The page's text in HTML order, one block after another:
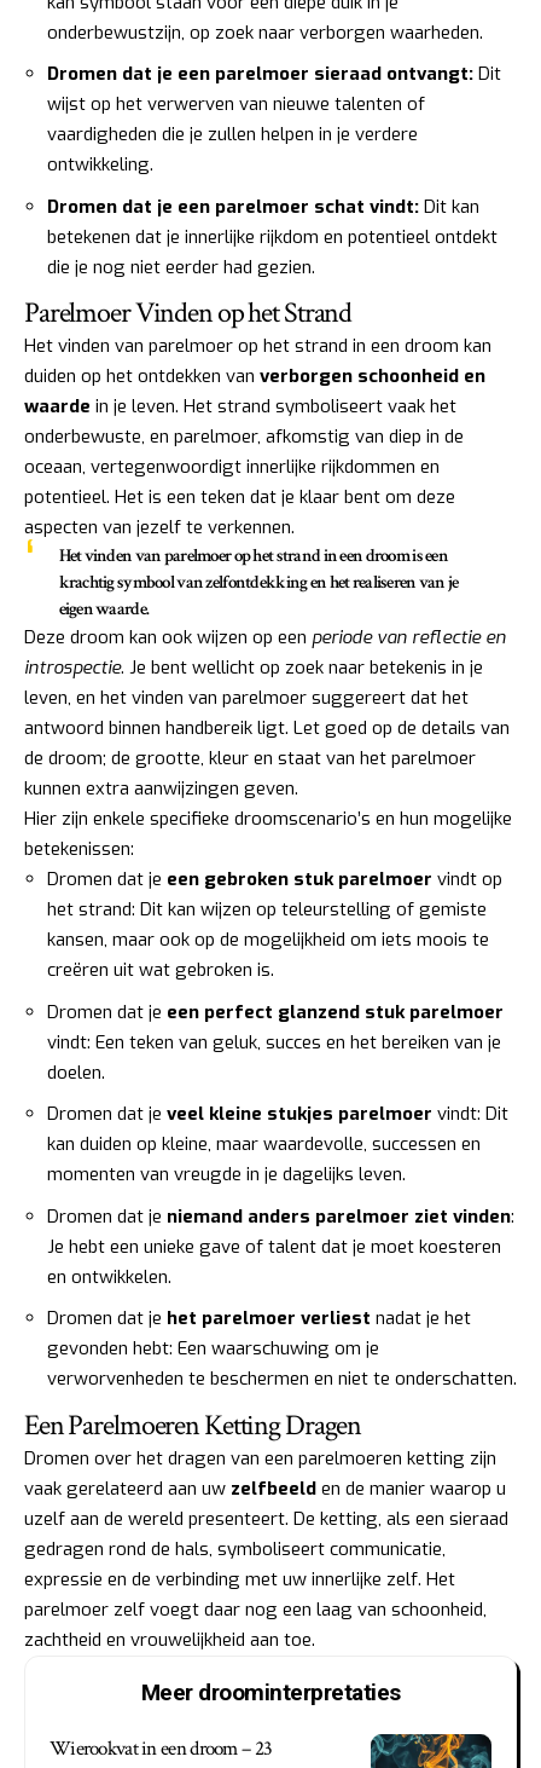
onderbewustzijn, op zoek naar verborgen waarheden.
Dromen dat je een parelmoer sieraad ontvangt: Dit
wijst op het verwerven van nieuwe talenten of
vaardigheden die je zullen helpen in je verdere
ontwikkeling.
Dromen dat je een parelmoer schat vindt: Dit kan
betekenen dat je innerlijke rijkdom en potentieel ontdekt
die je nog niet eerder had gezien.
Parelmoer Vinden op het Strand
Het vinden van parelmoer op het strand in een droom kan
duiden op het ontdekken van verborgen schoonheid en
waarde in je leven. Het strand symboliseert vaak het
onderbewuste, en parelmoer, afkomstig van diep in de
oceaan, vertegenwoordigt innerlijke rijkdommen en
potentieel. Het is een teken dat je klaar bent om deze
aspecten van jezelf te verkennen.
Het vinden van parelmoer op het strand in een droom is een
krachtig symbool van zelfontdekking en het realiseren van je
eigen waarde.
Deze droom kan ook wijzen op een periode van reflectie en
introspectie. Je bent wellicht op zoek naar betekenis in je
leven, en het vinden van parelmoer suggereert dat het
antwoord binnen handbereik ligt. Let goed op de details van
de droom; de grootte, kleur en staat van het parelmoer
kunnen extra aanwijzingen geven.
Hier zijn enkele specifieke droomscenario’s en hun mogelijke
betekenissen:
Dromen dat je een gebroken stuk parelmoer vindt op
het strand: Dit kan wijzen op teleurstelling of gemiste
kansen, maar ook op de mogelijkheid om iets moois te
creëren uit wat gebroken is.
Dromen dat je een perfect glanzend stuk parelmoer
vindt: Een teken van geluk, succes en het bereiken van je
doelen.
Dromen dat je veel kleine stukjes parelmoer vindt: Dit
kan duiden op kleine, maar waardevolle, successen en
momenten van vreugde in je dagelijks leven.
Dromen dat je niemand anders parelmoer ziet vinden:
Je hebt een unieke gave of talent dat je moet koesteren
en ontwikkelen.
Dromen dat je het parelmoer verliest nadat je het
gevonden hebt: Een waarschuwing om je
verworvenheden te beschermen en niet te onderschatten.
Een Parelmoeren Ketting Dragen
Dromen over het dragen van een parelmoeren ketting zijn
vaak gerelateerd aan uw zelfbeeld en de manier waarop u
uzelf aan de wereld presenteert. De ketting, als een sieraad
gedragen rond de hals, symboliseert communicatie,
expressie en de verbinding met uw innerlijke zelf. Het
parelmoer zelf voegt daar nog een laag van schoonheid,
zachtheid en vrouwelijkheid aan toe.
Meer droominterpretaties
Wierookvat in een droom – 23